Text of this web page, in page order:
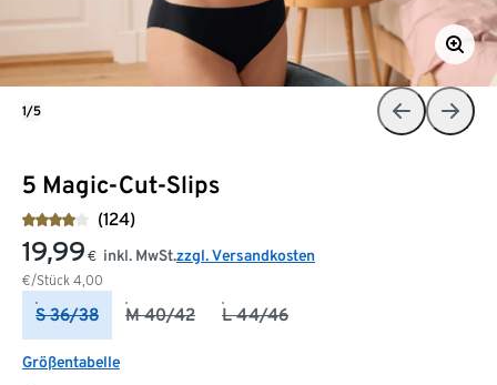
5 Magic-Cut-Slips
(124)
19,99 €
€/Stück 4,00
inkl. MwSt.zzgl. Versandkosten
S 36/38 M 40/42 L 44/46
Größentabelle
1/5